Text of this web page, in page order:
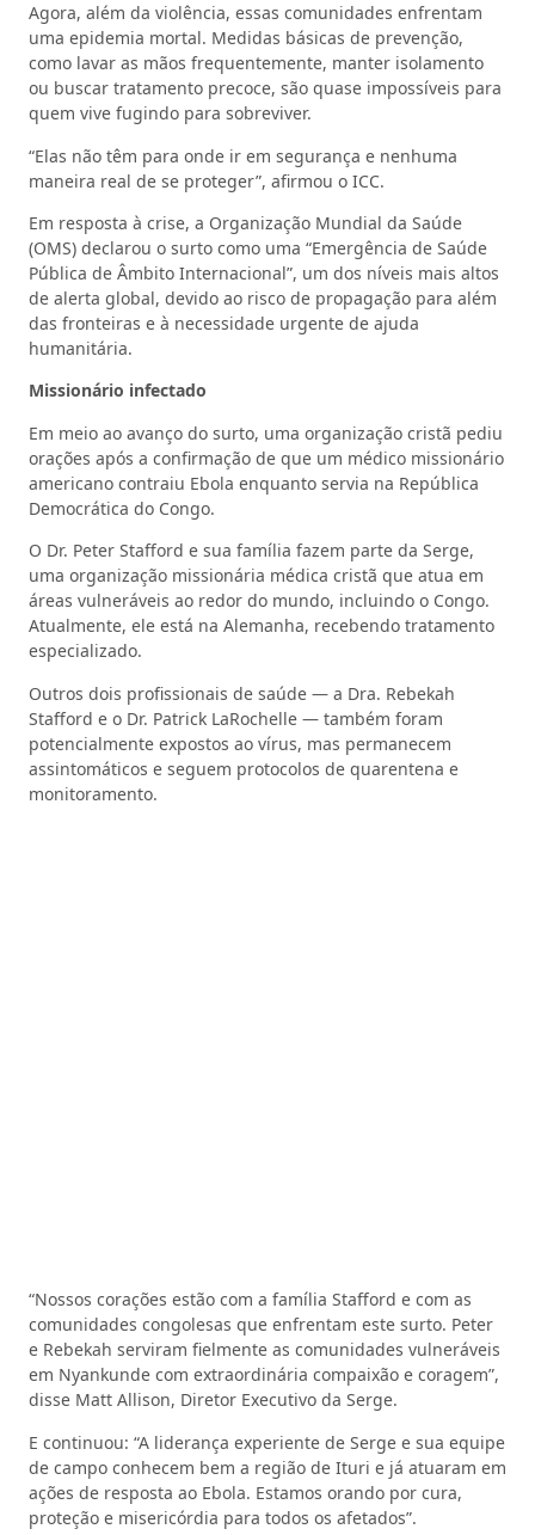
Agora, além da violência, essas comunidades enfrentam
uma epidemia mortal. Medidas básicas de prevenção,
como lavar as mãos frequentemente, manter isolamento
ou buscar tratamento precoce, são quase impossíveis para
quem vive fugindo para sobreviver.
“Elas não têm para onde ir em segurança e nenhuma
maneira real de se proteger”, afirmou o ICC.
Em resposta à crise, a Organização Mundial da Saúde
(OMS) declarou o surto como uma “Emergência de Saúde
Pública de Âmbito Internacional”, um dos níveis mais altos
de alerta global, devido ao risco de propagação para além
das fronteiras e à necessidade urgente de ajuda
humanitária.
Missionário infectado
Em meio ao avanço do surto, uma organização cristã pediu
orações após a confirmação de que um médico missionário
americano contraiu Ebola enquanto servia na República
Democrática do Congo.
O Dr. Peter Stafford e sua família fazem parte da Serge,
uma organização missionária médica cristã que atua em
áreas vulneráveis ao redor do mundo, incluindo o Congo.
Atualmente, ele está na Alemanha, recebendo tratamento
especializado.
Outros dois profissionais de saúde — a Dra. Rebekah
Stafford e o Dr. Patrick LaRochelle — também foram
potencialmente expostos ao vírus, mas permanecem
assintomáticos e seguem protocolos de quarentena e
monitoramento.
“Nossos corações estão com a família Stafford e com as
comunidades congolesas que enfrentam este surto. Peter
e Rebekah serviram fielmente as comunidades vulneráveis ​​
em Nyankunde com extraordinária compaixão e coragem”,
disse Matt Allison, Diretor Executivo da Serge.
E continuou: “A liderança experiente de Serge e sua equipe
de campo conhecem bem a região de Ituri e já atuaram em
ações de resposta ao Ebola. Estamos orando por cura,
proteção e misericórdia para todos os afetados”.